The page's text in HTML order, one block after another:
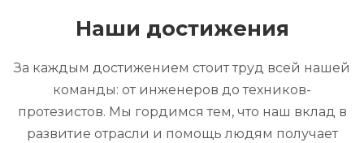
Наши достижения
За каждым достижением стоит труд всей нашей
команды: от инженеров до техников-
протезистов. Мы гордимся тем, что наш вклад в
развитие отрасли и помощь людям получает